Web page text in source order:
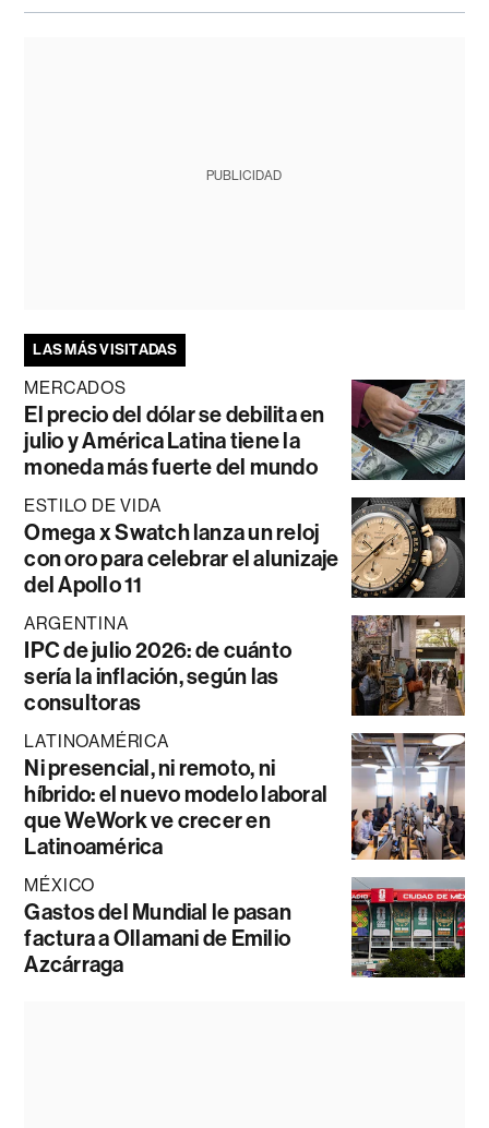
PUBLICIDAD
LAS MÁS VISITADAS
MERCADOS
El precio del dólar se debilita en
julio y América Latina tiene la
moneda más fuerte del mundo
ESTILO DE VIDA
Omega x Swatch lanza un reloj
con oro para celebrar el alunizaje
del Apollo 11
ARGENTINA
IPC de julio 2026: de cuánto
sería la inflación, según las
consultoras
LATINOAMÉRICA
Ni presencial, ni remoto, ni
híbrido: el nuevo modelo laboral
que WeWork ve crecer en
Latinoamérica
MÉXICO
Gastos del Mundial le pasan
factura a Ollamani de Emilio
Azcárraga